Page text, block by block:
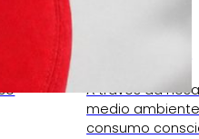
A través da
medio
consumo